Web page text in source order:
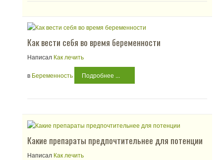
Как вести себя во время беременности
Написал Как лечить
в Беременность Подробнее ...
Какие препараты предпочтительнее для потенции
Написал Как лечить